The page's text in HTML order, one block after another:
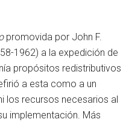
promovida por John F.
1962) a la expedición de
propósitos redistributivos
a esta como a un
los recursos necesarios al
implementación. Más